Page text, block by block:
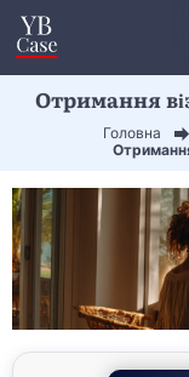
Отримання
Головна